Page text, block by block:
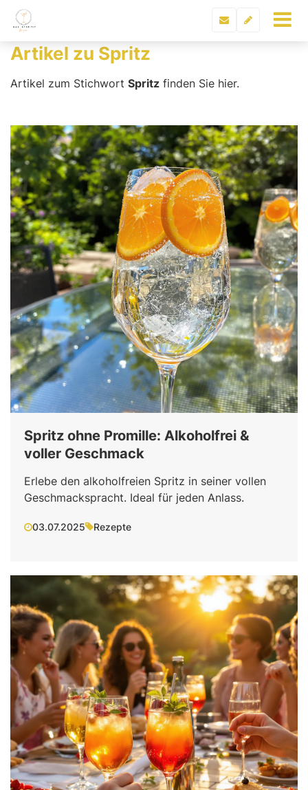
Artikel zu Spritz
Artikel zum Stichwort Spritz finden Sie hier.
Spritz ohne Promille: Alkoholfrei &
voller Geschmack
Erlebe den alkoholfreien Spritz in seiner vollen
Geschmackspracht. Ideal für jeden Anlass.
03.07.2025 Rezepte